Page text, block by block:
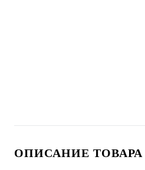
ОПИСАНИЕ ТОВАРА